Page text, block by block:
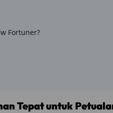
Fortuner?
Tepat untuk